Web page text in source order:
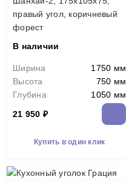
правый угол, коричневый
форест
В наличии
Ширина
1750 мм
Высота
750 мм
Глубина
1050 мм
21 950 ₽
Купить в один клик